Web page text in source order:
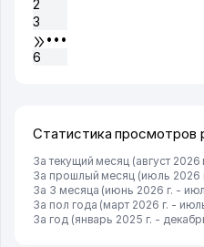
2
3
•••
6
Статистика
За текущий месяц (август 2026
За прошлый месяц (июль 2026
За 3 месяца (июнь 2026 г. -
За пол года (март 2026 г. -
За год (январь 2025 г. -